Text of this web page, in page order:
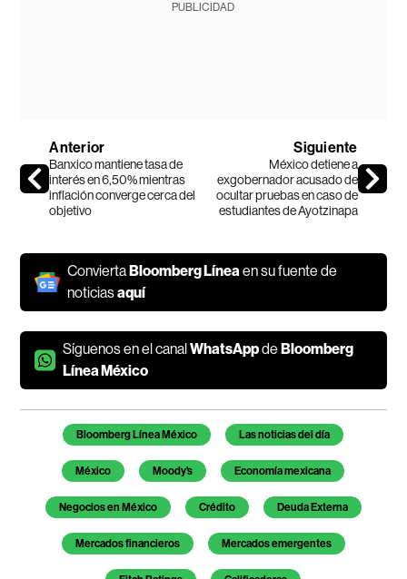
PUBLICIDAD
Anterior
Banxico mantiene tasa de
interés en 6,50% mientras
inflación converge cerca del
objetivo
Siguiente
México detiene a
exgobernador acusado de
ocultar pruebas en caso de
estudiantes de Ayotzinapa
ConviertaBloomberg Líneaen su fuente de
noticiasaquí
Síguenos en el canalWhatsAppdeBloomberg
Línea México
Temas de este artículo
Bloomberg Línea México Las noticias del día
México Moody's Economía mexicana
Negocios en México Crédito Deuda Externa
Mercados financieros Mercados emergentes